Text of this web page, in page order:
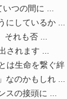
いつの間に ...
にしているか ...
それも否 ...
されます ...
は生命を繋ぐ絆
なのかもしれ ...
スの接頭に ...